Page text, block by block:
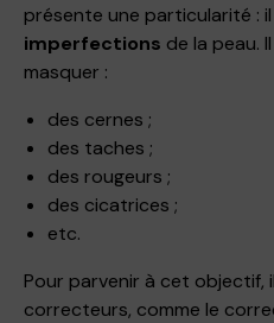
présente une particularité :
imperfections de la peau.
masquer :
des cernes ;
des taches ;
des rougeurs ;
des cicatrices ;
etc.
Pour parvenir à cet
correcteurs, comme le